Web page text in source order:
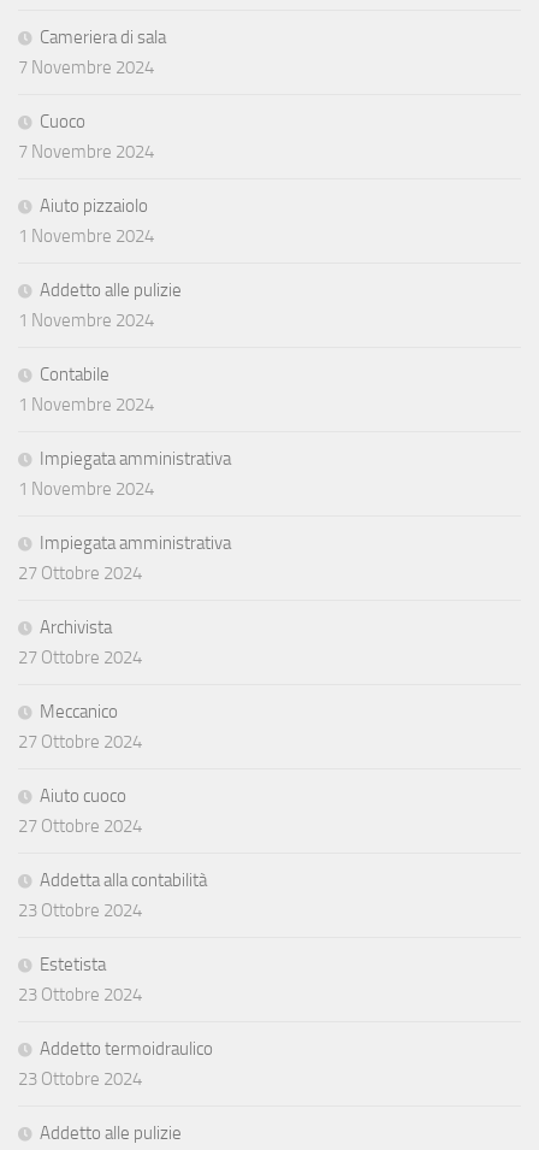
Cameriera di sala
7 Novembre 2024
Cuoco
7 Novembre 2024
Aiuto pizzaiolo
1 Novembre 2024
Addetto alle pulizie
1 Novembre 2024
Contabile
1 Novembre 2024
Impiegata amministrativa
1 Novembre 2024
Impiegata amministrativa
27 Ottobre 2024
Archivista
27 Ottobre 2024
Meccanico
27 Ottobre 2024
Aiuto cuoco
27 Ottobre 2024
Addetta alla contabilità
23 Ottobre 2024
Estetista
23 Ottobre 2024
Addetto termoidraulico
23 Ottobre 2024
Addetto alle pulizie